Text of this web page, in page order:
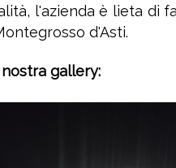
l'azienda è lieta di
d'Asti.
nostra gallery: